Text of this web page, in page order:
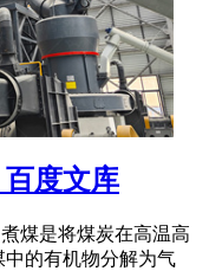
度文库
煤是将煤炭在高温高
的有机物分解为气